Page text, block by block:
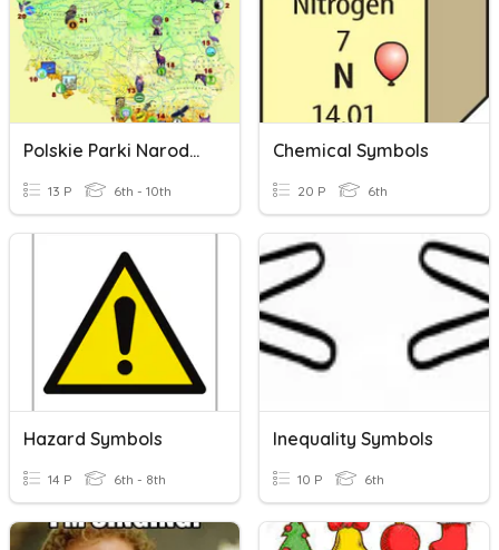
Polskie Parki Narodowe
13 P 6th - 10th
Chemical Symbols
20 P 6th
Hazard Symbols
14 P 6th - 8th
Inequality Symbols
10 P 6th